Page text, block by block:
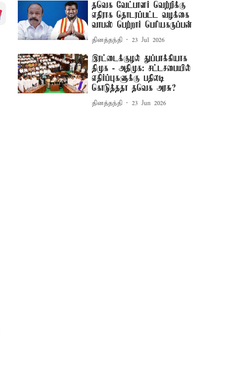
தவெக வேட்பாளர் வெற்றிக்கு
எதிராக தொடரப்பட்ட வழக்கை
வாபஸ் பெற்றார் பெரியகருப்பன்
தினத்தந்தி 23 Jul 2026
இரட்டைக்குழல் துப்பாக்கியாக
திமுக - அதிமுக: சட்டசபையில்
எதிர்ப்புகளுக்கு பதிலடி
கொடுத்ததா தவெக அரசு?
தினத்தந்தி 23 Jun 2026